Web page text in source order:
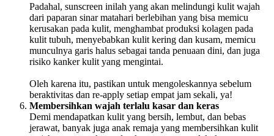
Padahal, sunscreen inilah yang akan melindungi kulit wajah
dari paparan sinar matahari berlebihan yang bisa memicu
kerusakan pada kulit, menghambat produksi kolagen pada
kulit tubuh, menyebabkan kulit kering dan kusam, memicu
munculnya garis halus sebagai tanda penuaan dini, dan juga
risiko kanker kulit yang mengintai.
Oleh karena itu, pastikan untuk mengoleskannya sebelum
beraktivitas dan re-apply setiap empat jam sekali, ya!
Membersihkan wajah terlalu kasar dan keras
Demi mendapatkan kulit yang bersih, lembut, dan bebas
jerawat, banyak juga anak remaja yang membersihkan kulit